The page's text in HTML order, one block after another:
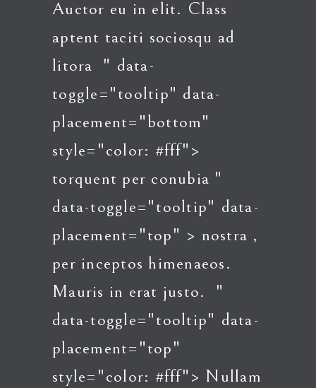
Auctor eu in elit. Class
aptent taciti sociosqu ad
litora " data-
toggle="tooltip" data-
placement="bottom"
style="color: #fff">
torquent per conubia "
data-toggle="tooltip" data-
placement="top" > nostra ,
per inceptos himenaeos.
Mauris in erat justo. "
data-toggle="tooltip" data-
placement="top"
style="color: #fff"> Nullam